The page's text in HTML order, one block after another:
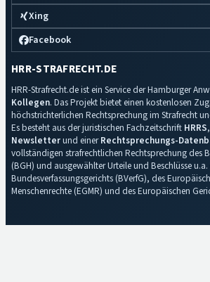
Xing
Facebook
HRR-STRAFRECHT.DE
HRR-Strafrecht.de ist ein Service der Hamburger
Kollegen. Das Projekt bietet einen kostenlosen
höchstrichterlichen Rechtsprechung im Strafrecht
Es besteht aus der juristischen Fachzeitschrift HRRS
Newsletterund einerRechtsprechungs-
vollständigen strafrechtlichen Rechtsprechung des
(BGH) und ausgewählter Urteile und Beschlüsse u.a.
Bundesverfassungsgerichts (BVerfG), des
Menschenrechte (EGMR) und des Europäischen